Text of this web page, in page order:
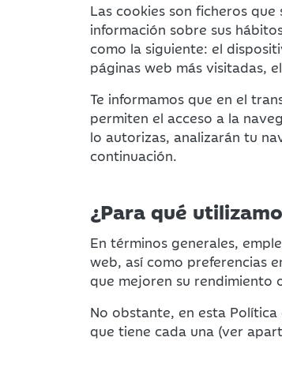
Las cookies son ficheros
información sobre sus
como la siguiente: el
páginas web más visitadas,
Te informamos que en el
permiten el acceso a la
lo autorizas, analizarán tu
continuación.
¿Para qué
En términos generales,
web, así como preferencias
que mejoren su rendimiento
No obstante, en esta
que tiene cada una (ver